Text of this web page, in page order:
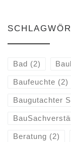
Bad (2)
Baufeuchte (2)
Baugutachter
Beratung (2)